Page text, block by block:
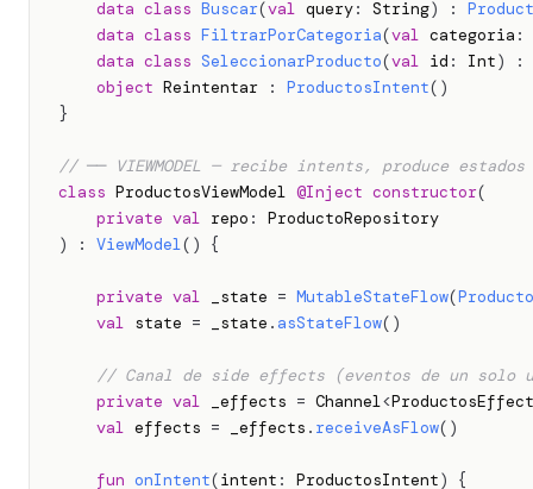
data class Buscar(val query: String) :
data class FiltrarPorCategoria(val categoria :
data class SeleccionarProducto(val id : Int)
:
object Reintentar : ProductosIntent( )
}
// ── VIEWMODEL — recibe intents, produce estados
class ProductosViewModel @Inject constructor(
private val repo :
)
: ViewModel( ) {
private val _state = MutableStateFlow(
val state = _state . asStateFlow( )
// Canal de side effects (eventos de un solo
private val _effects = Channel<ProductosEffect
val effects = _effects . receiveAsFlow( )
fun onIntent(intent : ProductosIntent)
{